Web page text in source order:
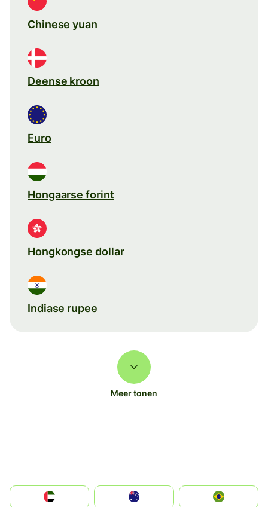
Chinese yuan
Deense kroon
Euro
Hongaarse forint
Hongkongse dollar
Indiase rupee
Meer tonen
الإمارات العربية المتحدة